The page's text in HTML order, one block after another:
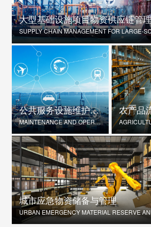
大型基础设施项目物资供应链管
公共服务设施维护与运营
MAINTENANCE AND OPERATION OF PUBLIC SERVICE FACILITIES
城市应急物资储备与管理
URBAN EMERGENCY MATERIAL RESERVE